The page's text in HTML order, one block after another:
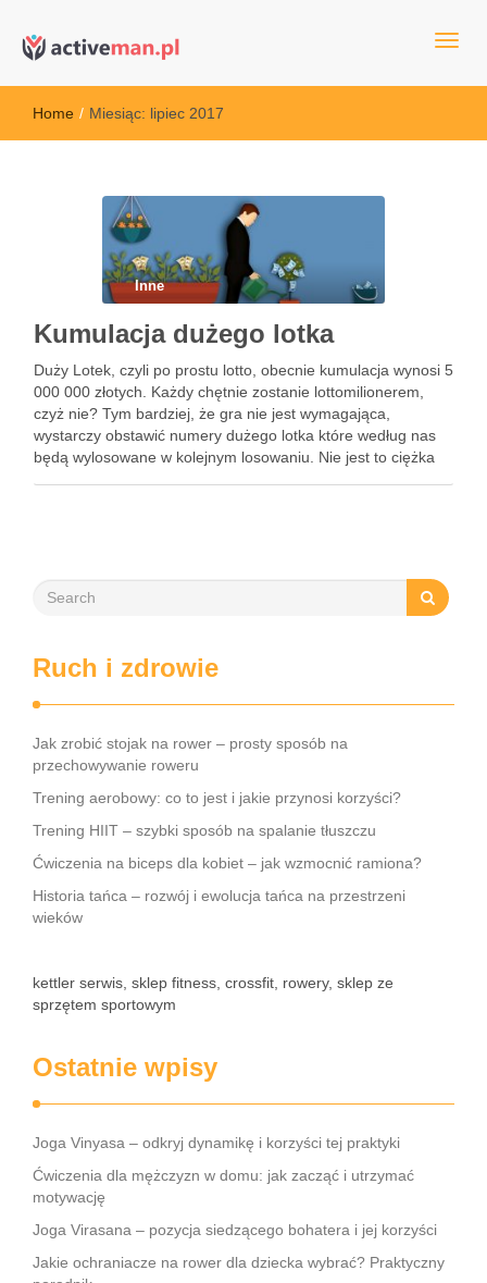
active man – sprzęt sportowy
sportowym
Home / Miesiąc: lipiec 2017
Inne
Kumulacja dużego lotka
Duży Lotek, czyli po prostu lotto, obecnie kumulacja wynosi 5
000 000 złotych. Każdy chętnie zostanie lottomilionerem,
czyż nie? Tym bardziej, że gra nie jest wymagająca,
wystarczy obstawić numery dużego lotka które według nas
będą wylosowane w kolejnym losowaniu. Nie jest to ciężka
Ruch i zdrowie
Jak zrobić stojak na rower – prosty sposób na
przechowywanie roweru
Trening aerobowy: co to jest i jakie przynosi korzyści?
Trening HIIT – szybki sposób na spalanie tłuszczu
Ćwiczenia na biceps dla kobiet – jak wzmocnić ramiona?
Historia tańca – rozwój i ewolucja tańca na przestrzeni
wieków
kettler serwis, sklep fitness, crossfit, rowery, sklep ze
sprzętem sportowym
Ostatnie wpisy
Joga Vinyasa – odkryj dynamikę i korzyści tej praktyki
Ćwiczenia dla mężczyzn w domu: jak zacząć i utrzymać
motywację
Joga Virasana – pozycja siedzącego bohatera i jej korzyści
Jakie ochraniacze na rower dla dziecka wybrać? Praktyczny